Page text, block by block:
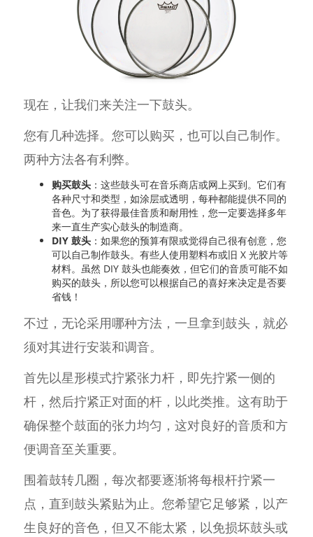
现在，让我们来关注一下鼓头。
您有几种选择。您可以购买，也可以自己制作。
两种方法各有利弊。
购买鼓头：这些鼓头可在音乐商店或网上买到。它们有
各种尺寸和类型，如涂层或透明，每种都能提供不同的
音色。为了获得最佳音质和耐用性，您一定要选择多年
来一直生产实心鼓头的制造商。
DIY 鼓头：如果您的预算有限或觉得自己很有创意，您
可以自己制作鼓头。有些人使用塑料布或旧 X 光胶片等
材料。虽然 DIY 鼓头也能奏效，但它们的音质可能不如
购买的鼓头，所以您可以根据自己的喜好来决定是否要
省钱！
不过，无论采用哪种方法，一旦拿到鼓头，就必
须对其进行安装和调音。
首先以星形模式拧紧张力杆，即先拧紧一侧的
杆，然后拧紧正对面的杆，以此类推。这有助于
确保整个鼓面的张力均匀，这对良好的音质和方
便调音至关重要。
围着鼓转几圈，每次都要逐渐将每根杆拧紧一
点，直到鼓头紧贴为止。您希望它足够紧，以产
生良好的音色，但又不能太紧，以免损坏鼓头或